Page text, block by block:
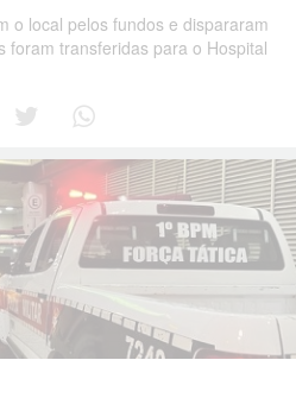
o local pelos fundos e dispararam
foram transferidas para o Hospital